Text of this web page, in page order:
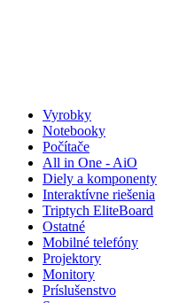
Vyrobky
Notebooky
Počítače
All in One - AiO
Diely a komponenty
Interaktívne riešenia
Triptych EliteBoard
Ostatné
Mobilné telefóny
Projektory
Monitory
Príslušenstvo